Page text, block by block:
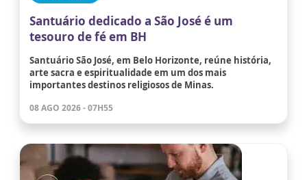
Santuário dedicado a São José é um
tesouro de fé em BH
Santuário São José, em Belo Horizonte, reúne história,
arte sacra e espiritualidade em um dos mais
importantes destinos religiosos de Minas.
08 AGO 2026 - 07H55